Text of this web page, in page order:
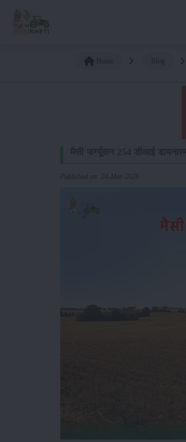
Published on: 24-Mar-2026